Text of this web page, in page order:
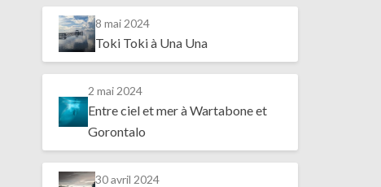
8 mai 2024
Toki Toki à Una Una
2 mai 2024
Entre ciel et mer à Wartabone et
Gorontalo
30 avril 2024